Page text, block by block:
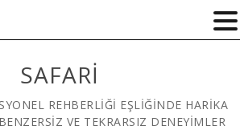
SAFARI
REHBERLİĞİ EŞLİĞİNDE HARİKA
VE TEKRARSIZ DENEYİMLER